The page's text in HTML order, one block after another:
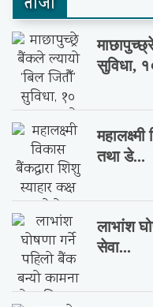
सुविधा,
तथा डे...
लाभांश
सेवा...